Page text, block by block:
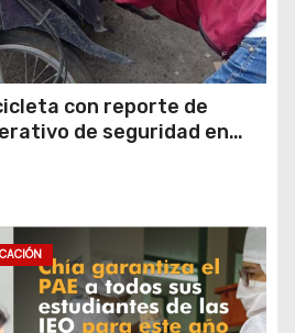
con reporte de
de seguridad en